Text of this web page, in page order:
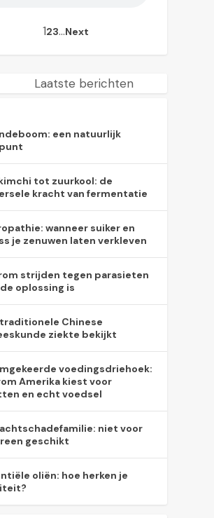
123…Next
Laatste berichten
een natuurlijk
tot zuurkool: de
kracht van fermentatie
wanneer suiker en
je zenuwen laten verkleven
strijden tegen parasieten
oplossing is
Chinese
ziekte bekijkt
voedingsdriehoek:
Amerika kiest voor
en echt voedsel
niet voor
geschikt
oliën: hoe herken je